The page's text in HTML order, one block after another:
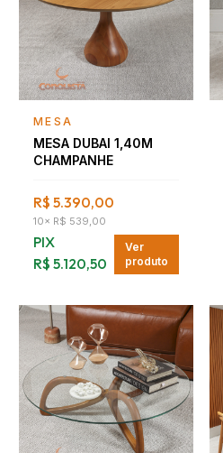
Falar com consultor
MESA
MESA DUBAI 1,40M
CHAMPANHE
R$ 5.390,00
10× R$ 539,00
PIX
R$ 5.120,50
Ver
produto